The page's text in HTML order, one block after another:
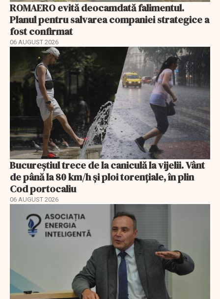
ROMAERO evită deocamdată falimentul.
Planul pentru salvarea companiei strategice a
fost confirmat
06 AUGUST 2026
Bucureștiul trece de la caniculă la vijelii. Vânt
de până la 80 km/h și ploi torențiale, în plin
Cod portocaliu
06 AUGUST 2026